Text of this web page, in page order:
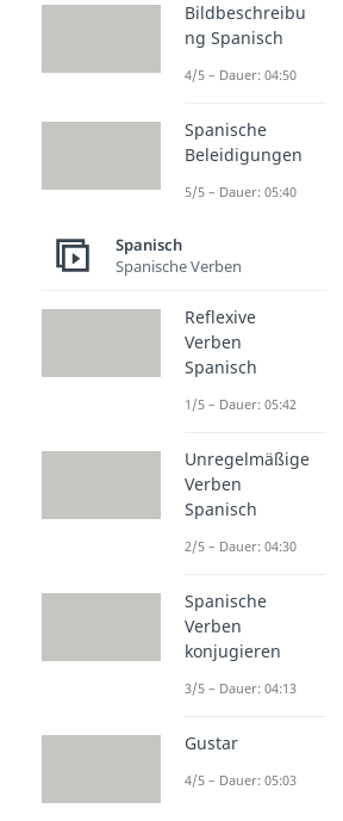
wanneine
hat (Tempus),
ausgeführt hat
und unter
Handlung
geschieht
Beim Konjugieren
gibt es bestimmte
beachten solltest.
Verben nach dem
und welche
begegnen können,
jetzt.
Bildbeschreibu
ng Spanisch
4/5 – Dauer: 04:50
Spanische
Beleidigungen
5/5 – Dauer: 05:40
Spanisch
Spanische Verben
Reflexive
Verben
Spanisch
1/5 – Dauer: 05:42
Unregelmäßige
Verben
Spanisch
2/5 – Dauer: 04:30
Spanische
Verben
konjugieren
3/5 – Dauer: 04:13
Gustar
4/5 – Dauer: 05:03